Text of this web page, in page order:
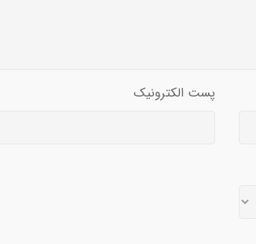
پست الکترونیک